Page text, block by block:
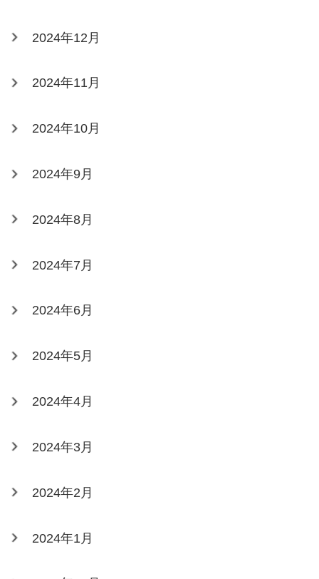
2024年12月
2024年11月
2024年10月
2024年9月
2024年8月
2024年7月
2024年6月
2024年5月
2024年4月
2024年3月
2024年2月
2024年1月